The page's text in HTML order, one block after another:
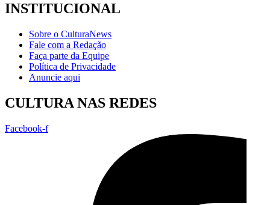
INSTITUCIONAL
Sobre o CulturaNews
Fale com a Redação
Faça parte da Equipe
Política de Privacidade
Anuncie aqui
CULTURA NAS REDES
Facebook-f